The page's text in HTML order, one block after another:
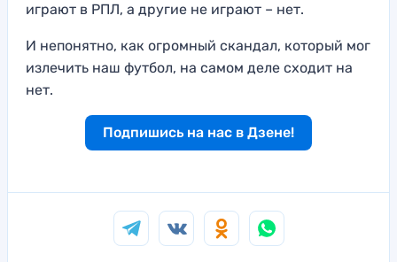
играют в РПЛ, а другие не играют – нет.
И непонятно, как огромный скандал, который мог
излечить наш футбол, на самом деле сходит на
нет.
Подпишись на нас в Дзене!